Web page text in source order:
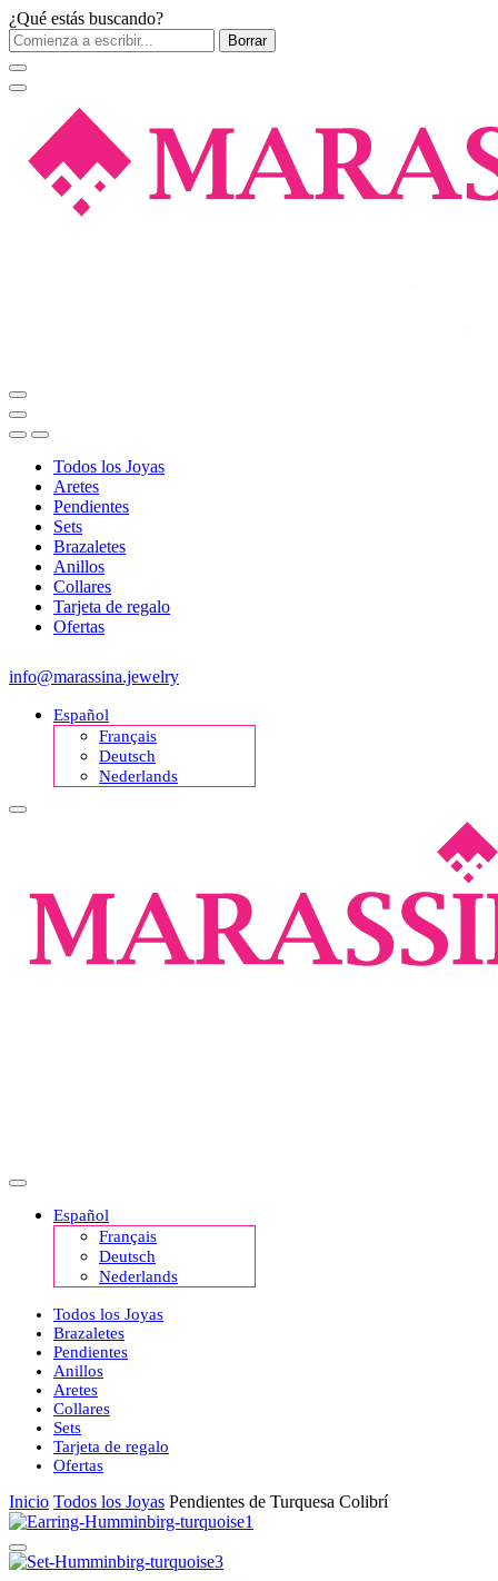
¿Qué estás buscando?
Borrar
Todos los Joyas
Aretes
Pendientes
Sets
Brazaletes
Anillos
Collares
Tarjeta de regalo
Ofertas
info@marassina.jewelry
Español
Français
Deutsch
Nederlands
Español
Français
Deutsch
Nederlands
Todos los Joyas
Brazaletes
Pendientes
Anillos
Aretes
Collares
Sets
Tarjeta de regalo
Ofertas
Inicio Todos los Joyas Pendientes de Turquesa Colibrí